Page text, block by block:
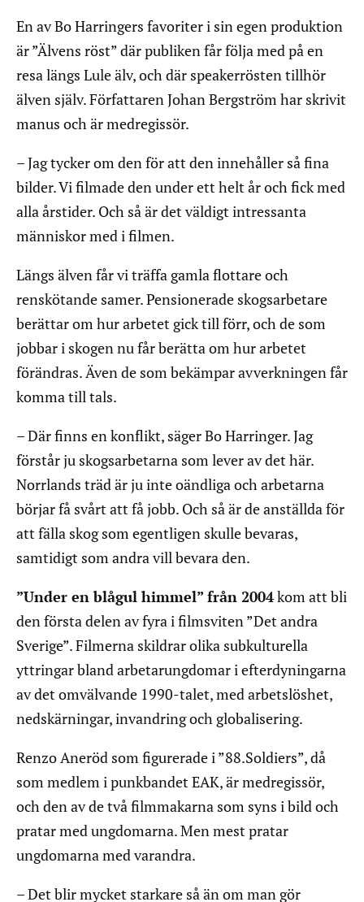
En av Bo Harringers favoriter i sin egen produktion
är ”Älvens röst” där publiken får följa med på en
resa längs Lule älv, och där speakerrösten tillhör
älven själv. Författaren Johan Bergström har skrivit
manus och är medregissör.
– Jag tycker om den för att den innehåller så fina
bilder. Vi filmade den under ett helt år och fick med
alla årstider. Och så är det väldigt intressanta
människor med i filmen.
Längs älven får vi träffa gamla flottare och
renskötande samer. Pensionerade skogsarbetare
berättar om hur arbetet gick till förr, och de som
jobbar i skogen nu får berätta om hur arbetet
förändras. Även de som bekämpar avverkningen får
komma till tals.
– Där finns en konflikt, säger Bo Harringer. Jag
förstår ju skogsarbetarna som lever av det här.
Norrlands träd är ju inte oändliga och arbetarna
börjar få svårt att få jobb. Och så är de anställda för
att fälla skog som egentligen skulle bevaras,
samtidigt som andra vill bevara den.
”Under en blågul himmel” från 2004kom att bli
den första delen av fyra i filmsviten ”Det andra
Sverige”. Filmerna skildrar olika subkulturella
yttringar bland arbetarungdomar i efterdyningarna
av det omvälvande 1990-talet, med arbetslöshet,
nedskärningar, invandring och globalisering.
Renzo Aneröd som figurerade i ”88.Soldiers”, då
som medlem i punkbandet EAK, är medregissör,
och den av de två filmmakarna som syns i bild och
pratar med ungdomarna. Men mest pratar
ungdomarna med varandra.
– Det blir mycket starkare så än om man gör